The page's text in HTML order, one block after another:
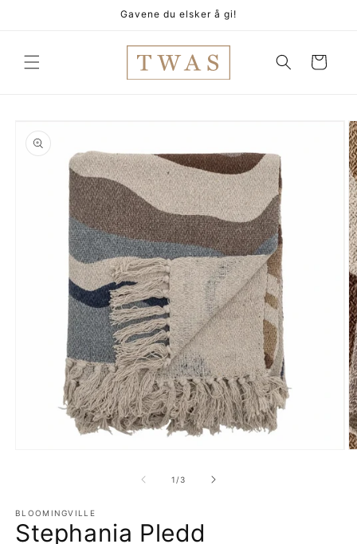
Gavene du elsker å gi!
Handlekurv
1 /av
3
BLOOMINGVILLE
Stephania Pledd